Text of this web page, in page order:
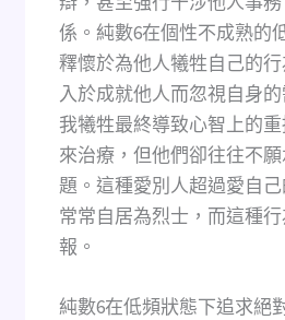
係。純數6在個性不成熟的
釋懷於為他人犧牲自己的
入於成就他人而忽視自身
我犧牲最終導致心智上的
來治療，但他們卻往往不
題。這種愛別人超過愛自
常常自居為烈士，而這種
報。
純數6在低頻狀態下追求絕